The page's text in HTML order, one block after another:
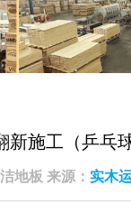
施工（乒乓
地板 来源： 实木